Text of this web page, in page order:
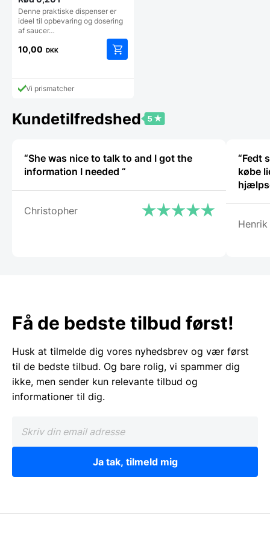
Denne praktiske dispenser er
ideel til opbevaring og dosering
af saucer…
10,00 DKK
Vi prismatcher
Kundetilfredshed
“She was nice to talk to and I got the
information I needed “
Christopher
“Fedt
købe
Få de bedste tilbud først!
Husk at tilmelde dig vores nyhedsbrev og vær først
til de bedste tilbud. Og bare rolig, vi spammer dig
ikke, men sender kun relevante tilbud og
informationer til dig.
Ja tak, tilmeld mig